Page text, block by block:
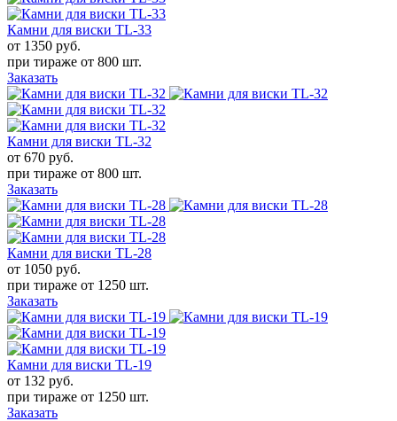
Камни для виски TL-33
от 1350 руб.
при тираже от 800 шт.
Заказать
Камни для виски TL-32
от 670 руб.
при тираже от 800 шт.
Заказать
Камни для виски TL-28
от 1050 руб.
при тираже от 1250 шт.
Заказать
Камни для виски TL-19
от 132 руб.
при тираже от 1250 шт.
Заказать